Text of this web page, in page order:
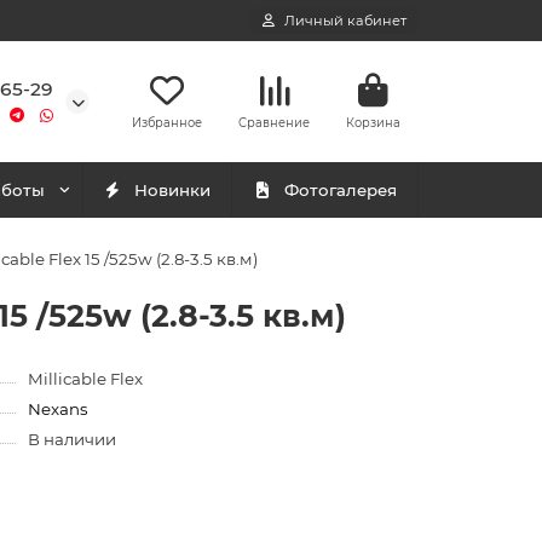
Личный кабинет
29
Избранное Сравнение Корзина
Новинки Фотогалерея
Flex 15 /525w (2.8-3.5 кв.м)
/525w (2.8-3.5 кв.м)
Millicable Flex
Nexans
В наличии